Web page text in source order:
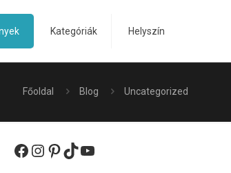
Kategóriák Helyszín
Főoldal Blog Uncategorized
Facebook
Instagram
Pinterest
TikTok
YouTube